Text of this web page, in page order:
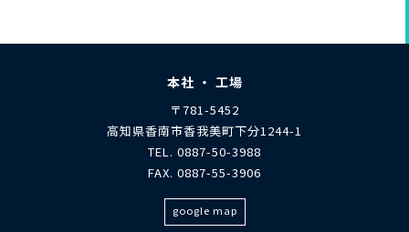
本社 ・ 工場
〒781-5452
高知県香南市香我美町下分1244-1
TEL. 0887-50-3988
FAX. 0887-55-3906
google map